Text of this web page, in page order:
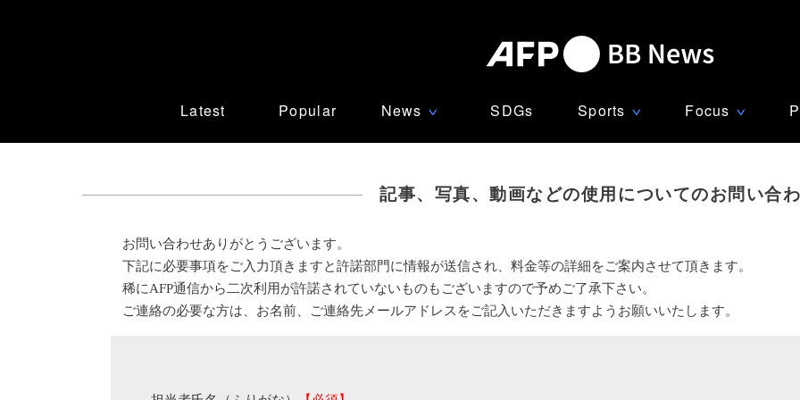
Latest Popular News ∨ SDGs Sports ∨ Focus ∨
記事、写真、動画などの使用についてのお問い合
お問い合わせありがとうございます。
下記に必要事項をご入力頂きますと許諾部門に情報が送信され、料金等の詳細をご案内させて頂きます。
稀にAFP通信から二次利用が許諾されていないものもございますので予めご了承下さい。
ご連絡の必要な方は、お名前、ご連絡先メールアドレスをご記入いただきますようお願いいたします。